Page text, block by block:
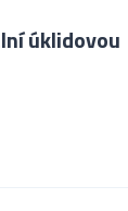
úklidovou